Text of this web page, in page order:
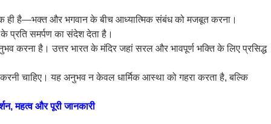
ही है—भक्त और भगवान के बीच आध्यात्मिक संबंध को मजबूत करना।
प्रति समर्पण का संदेश देता है।
करना है। उत्तर भारत के मंदिर जहां सरल और भावपूर्ण भक्ति के लिए प्रसिद्ध
चाहिए। यह अनुभव न केवल धार्मिक आस्था को गहरा करता है, बल्कि
महत्व और पूरी जानकारी